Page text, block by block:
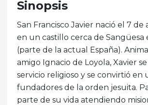
Sinopsis
San Francisco Javier nació el 7 de
en un castillo cerca de Sangüesa
(parte de la actual España).
amigo Ignacio de Loyola, Xavier se
servicio religioso y se convirtió en
fundadores de la orden jesuita.
parte de su vida atendiendo